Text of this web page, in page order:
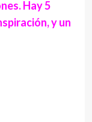
Hay 5
y un